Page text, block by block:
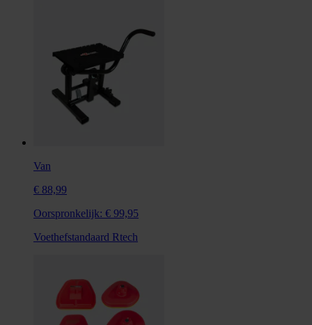
Van
€ 88,99
Oorspronkelijk: € 99,95
Voethefstandaard Rtech